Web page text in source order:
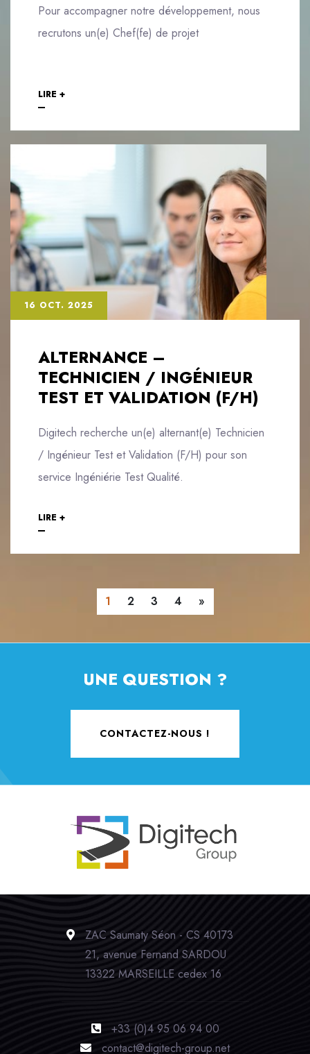
Pour accompagner notre développement, nous
recrutons un(e) Chef(fe) de projet
LIRE +
16 OCT. 2025
ALTERNANCE –
TECHNICIEN / INGÉNIEUR
TEST ET VALIDATION (F/H)
Digitech recherche un(e) alternant(e) Technicien
/ Ingénieur Test et Validation (F/H) pour son
service Ingéniérie Test Qualité.
LIRE +
1 2 3 4 »
UNE QUESTION ?
CONTACTEZ-NOUS !
ZAC Saumaty Séon - CS 40173
21, avenue Fernand SARDOU
13322 MARSEILLE cedex 16
+33 (0)4 95 06 94 00
contact@digitech-group.net